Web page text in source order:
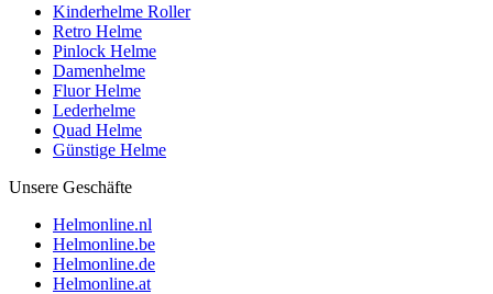
Kinderhelme Roller
Retro Helme
Pinlock Helme
Damenhelme
Fluor Helme
Lederhelme
Quad Helme
Günstige Helme
Unsere Geschäfte
Helmonline.nl
Helmonline.be
Helmonline.de
Helmonline.at